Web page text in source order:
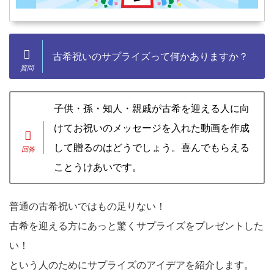
古希祝いのサプライズって何かありますか？
子供・孫・知人・親戚が古希を迎える人に向
けてお祝いのメッセージを入れた動画を作成
して贈るのはどうでしょう。喜んでもらえる
ことうけあいです。
普通の古希祝いではもの足りない！
古希を迎える方にあっと驚くサプライズをプレゼントした
い！
という人のためにサプライズのアイデアを紹介します。